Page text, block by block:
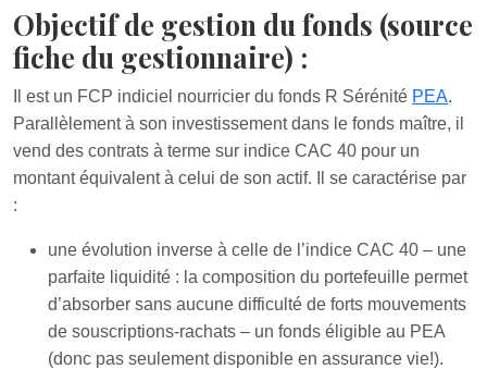
Objectif de gestion du fonds (source
fiche du gestionnaire) :
Il est un FCP indiciel nourricier du fonds R Sérénité PEA.
Parallèlement à son investissement dans le fonds maître, il
vend des contrats à terme sur indice CAC 40 pour un
montant équivalent à celui de son actif. Il se caractérise par
:
une évolution inverse à celle de l’indice CAC 40 – une
parfaite liquidité : la composition du portefeuille permet
d’absorber sans aucune difficulté de forts mouvements
de souscriptions-rachats – un fonds éligible au PEA
(donc pas seulement disponible en assurance vie!).